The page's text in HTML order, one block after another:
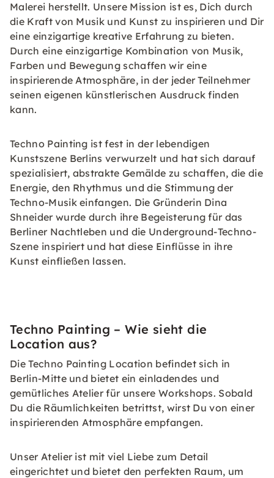
Malerei herstellt. Unsere Mission ist es, Dich durch
die Kraft von Musik und Kunst zu inspirieren und Dir
eine einzigartige kreative Erfahrung zu bieten.
Durch eine einzigartige Kombination von Musik,
Farben und Bewegung schaffen wir eine
inspirierende Atmosphäre, in der jeder Teilnehmer
seinen eigenen künstlerischen Ausdruck finden
kann.
Techno Painting ist fest in der lebendigen
Kunstszene Berlins verwurzelt und hat sich darauf
spezialisiert, abstrakte Gemälde zu schaffen, die die
Energie, den Rhythmus und die Stimmung der
Techno-Musik einfangen. Die Gründerin Dina
Shneider wurde durch ihre Begeisterung für das
Berliner Nachtleben und die Underground-Techno-
Szene inspiriert und hat diese Einflüsse in ihre
Kunst einfließen lassen.
Techno Painting – Wie sieht die
Location aus?
Die Techno Painting Location befindet sich in
Berlin-Mitte und bietet ein einladendes und
gemütliches Atelier für unsere Workshops. Sobald
Du die Räumlichkeiten betrittst, wirst Du von einer
inspirierenden Atmosphäre empfangen.
Unser Atelier ist mit viel Liebe zum Detail
eingerichtet und bietet den perfekten Raum, um